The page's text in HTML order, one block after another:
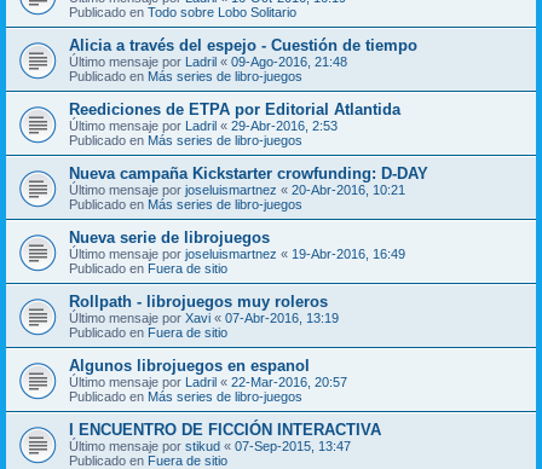
Publicado en Todo sobre Lobo Solitario
Alicia a través del espejo - Cuestión de tiempo
Último mensaje por Ladril « 09-Ago-2016, 21:48
Publicado en Más series de libro-juegos
Reediciones de ETPA por Editorial Atlantida
Último mensaje por Ladril « 29-Abr-2016, 2:53
Publicado en Más series de libro-juegos
Nueva campaña Kickstarter crowfunding: D-DAY
Último mensaje por joseluismartnez « 20-Abr-2016, 10:21
Publicado en Más series de libro-juegos
Nueva serie de librojuegos
Último mensaje por joseluismartnez « 19-Abr-2016, 16:49
Publicado en Fuera de sitio
Rollpath - librojuegos muy roleros
Último mensaje por Xavi « 07-Abr-2016, 13:19
Publicado en Fuera de sitio
Algunos librojuegos en espanol
Último mensaje por Ladril « 22-Mar-2016, 20:57
Publicado en Más series de libro-juegos
I ENCUENTRO DE FICCIÓN INTERACTIVA
Último mensaje por stikud « 07-Sep-2015, 13:47
Publicado en Fuera de sitio